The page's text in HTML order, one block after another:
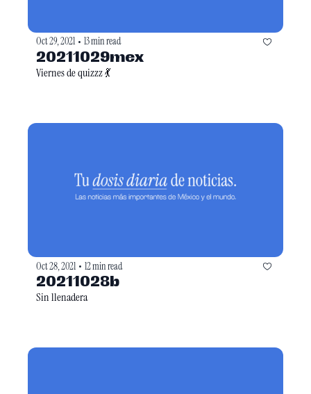
Oct 29, 2021 • 13 min read
20211029mex
Viernes de quizzz 💃
Oct 28, 2021 • 12 min read
20211028b
Sin llenadera